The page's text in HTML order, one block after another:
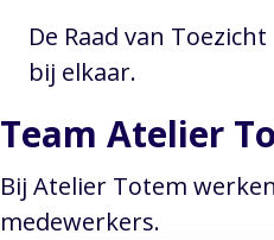
De Raad van
bij elkaar.
Team Atelier
Bij Atelier Totem
medewerkers.